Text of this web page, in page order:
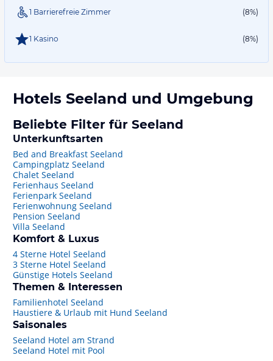
1 Barrierefreie Zimmer (8%)
1 Kasino (8%)
Hotels Seeland und Umgebung
Beliebte Filter für Seeland
Unterkunftsarten
Bed and Breakfast Seeland
Campingplatz Seeland
Chalet Seeland
Ferienhaus Seeland
Ferienpark Seeland
Ferienwohnung Seeland
Pension Seeland
Villa Seeland
Komfort & Luxus
4 Sterne Hotel Seeland
3 Sterne Hotel Seeland
Günstige Hotels Seeland
Themen & Interessen
Familienhotel Seeland
Haustiere & Urlaub mit Hund Seeland
Saisonales
Seeland Hotel am Strand
Seeland Hotel mit Pool